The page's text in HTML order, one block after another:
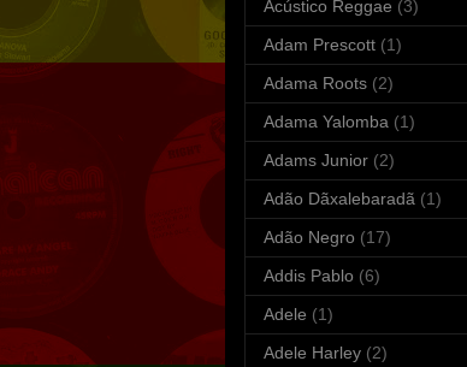
Acústico Reggae (3)
Adam Prescott (1)
Adama Roots (2)
Adama Yalomba (1)
Adams Junior (2)
Adão Dãxalebaradã (1)
Adão Negro (17)
Addis Pablo (6)
Adele (1)
Adele Harley (2)